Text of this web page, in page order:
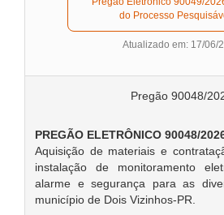
do Processo
Atualizado em: 17/06/
Pregão 90048/
PREGÃO ELETRÔNICO 90048/
Aquisição de materiais e
instalação de monitoramento
alarme e segurança para as
município de Dois Vizinhos-PR.